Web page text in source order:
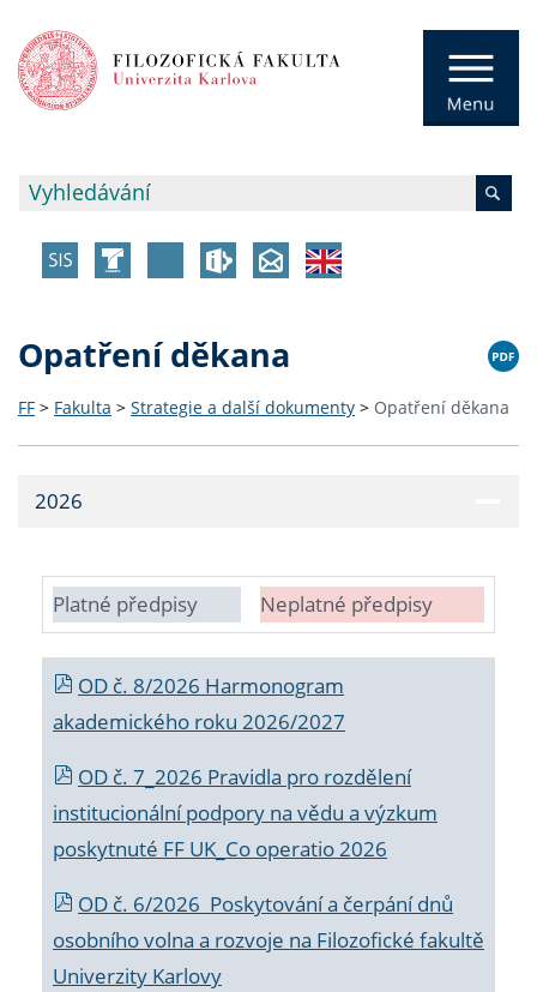
Opatření děkana
FF > Fakulta > Strategie a další dokumenty > Opatření děkana
2026
Platné předpisy Neplatné předpisy
OD č. 8/2026 Harmonogram
akademického roku 2026/2027
OD č. 7_2026 Pravidla pro rozdělení
institucionální podpory na vědu a výzkum
poskytnuté FF UK_Co operatio 2026
OD č. 6/2026 Poskytování a čerpání dnů
osobního volna a rozvoje na Filozofické fakultě
Univerzity Karlovy